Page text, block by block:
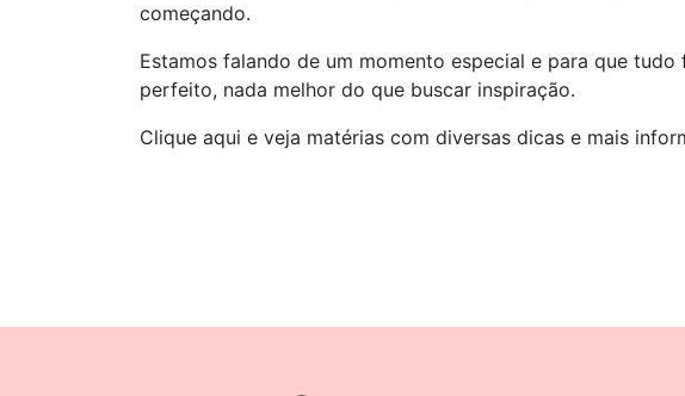
começando.
Estamos falando de um momento especial e para que tudo
perfeito, nada melhor do que buscar inspiração.
Clique aqui e veja matérias com diversas dicas e mais